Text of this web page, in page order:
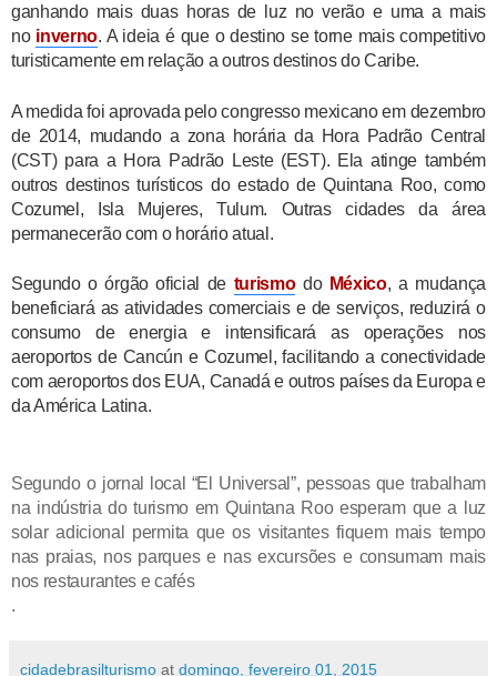
ganhando mais duas horas de luz no verão e uma a mais
no inverno. A ideia é que o destino se torne mais competitivo
turisticamente em relação a outros destinos do Caribe.
A medida foi aprovada pelo congresso mexicano em dezembro
de 2014, mudando a zona horária da Hora Padrão Central
(CST) para a Hora Padrão Leste (EST). Ela atinge também
outros destinos turísticos do estado de Quintana Roo, como
Cozumel, Isla Mujeres, Tulum. Outras cidades da área
permanecerão com o horário atual.
Segundo o órgão oficial de turismodo México, a mudança
beneficiará as atividades comerciais e de serviços, reduzirá o
consumo de energia e intensificará as operações nos
aeroportos de Cancún e Cozumel, facilitando a conectividade
com aeroportos dos EUA, Canadá e outros países da Europa e
da América Latina.
Segundo o jornal local “El Universal”, pessoas que trabalham
na indústria do turismo em Quintana Roo esperam que a luz
solar adicional permita que os visitantes fiquem mais tempo
nas praias, nos parques e nas excursões e consumam mais
nos restaurantes e cafés
.
cidadebrasilturismo at domingo, fevereiro 01, 2015